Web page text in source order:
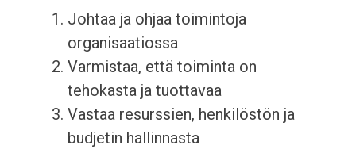
Johtaa ja ohjaa toimintoja
organisaatiossa
Varmistaa, että toiminta on
tehokasta ja tuottavaa
Vastaa resurssien, henkilöstön ja
budjetin hallinnasta